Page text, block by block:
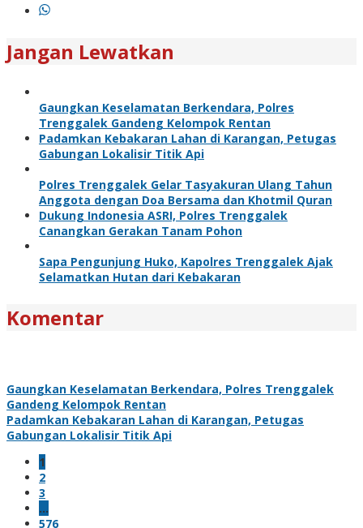
Jangan Lewatkan
Gaungkan Keselamatan Berkendara, Polres
Trenggalek Gandeng Kelompok Rentan
Padamkan Kebakaran Lahan di Karangan, Petugas
Gabungan Lokalisir Titik Api
Polres Trenggalek Gelar Tasyakuran Ulang Tahun
Anggota dengan Doa Bersama dan Khotmil Quran
Dukung Indonesia ASRI, Polres Trenggalek
Canangkan Gerakan Tanam Pohon
Sapa Pengunjung Huko, Kapolres Trenggalek Ajak
Selamatkan Hutan dari Kebakaran
Komentar
Gaungkan Keselamatan Berkendara, Polres Trenggalek
Gandeng Kelompok Rentan
Padamkan Kebakaran Lahan di Karangan, Petugas
Gabungan Lokalisir Titik Api
1
2
3
…
576